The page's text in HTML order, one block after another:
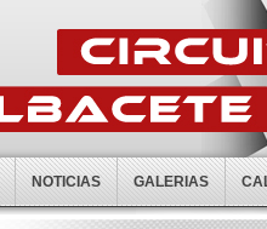
NOTICIAS GALERIAS